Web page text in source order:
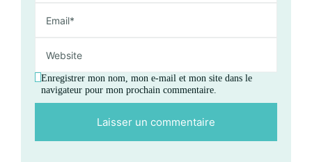
Enregistrer mon nom, mon e-mail et mon site dans le
navigateur pour mon prochain commentaire.